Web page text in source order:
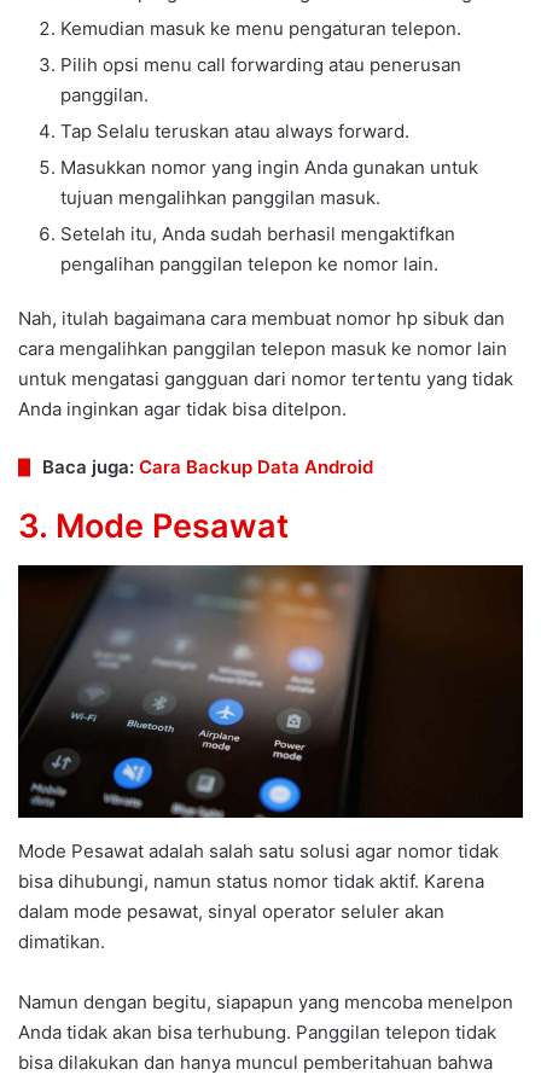
Kemudian masuk ke menu pengaturan telepon.
Pilih opsi menu call forwarding atau penerusan
panggilan.
Tap Selalu teruskan atau always forward.
Masukkan nomor yang ingin Anda gunakan untuk
tujuan mengalihkan panggilan masuk.
Setelah itu, Anda sudah berhasil mengaktifkan
pengalihan panggilan telepon ke nomor lain.
Nah, itulah bagaimana cara membuat nomor hp sibuk dan
cara mengalihkan panggilan telepon masuk ke nomor lain
untuk mengatasi gangguan dari nomor tertentu yang tidak
Anda inginkan agar tidak bisa ditelpon.
Baca juga: Cara Backup Data Android
3. Mode Pesawat
Mode Pesawat adalah salah satu solusi agar nomor tidak
bisa dihubungi, namun status nomor tidak aktif. Karena
dalam mode pesawat, sinyal operator seluler akan
dimatikan.
Namun dengan begitu, siapapun yang mencoba menelpon
Anda tidak akan bisa terhubung. Panggilan telepon tidak
bisa dilakukan dan hanya muncul pemberitahuan bahwa